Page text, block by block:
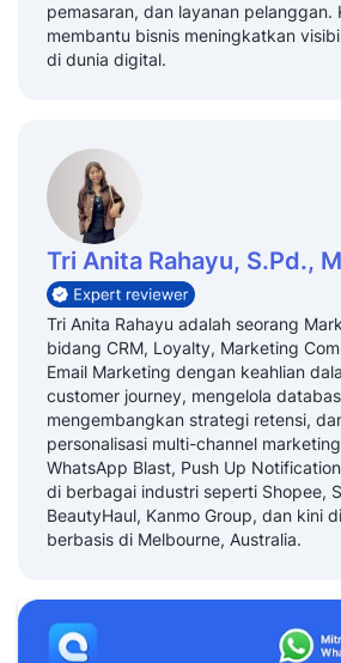
pemasaran, dan layanan pelanggan.
membantu bisnis meningkatkan
di dunia digital.
Tri Anita Rahayu, S.Pd.,
Tri Anita Rahayu adalah seorang
bidang CRM, Loyalty, Marketing
Email Marketing dengan keahlian
customer journey, mengelola
mengembangkan strategi retensi,
personalisasi multi-channel
WhatsApp Blast, Push Up
di berbagai industri seperti Shopee,
BeautyHaul, Kanmo Group, dan kini
berbasis di Melbourne, Australia.